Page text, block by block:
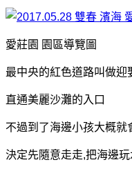
愛莊園 園區導覽圖
最中央的紅色道路叫做迎
直通美麗沙灘的入口
不過到了海邊小孩大概就
決定先隨意走走,把海邊